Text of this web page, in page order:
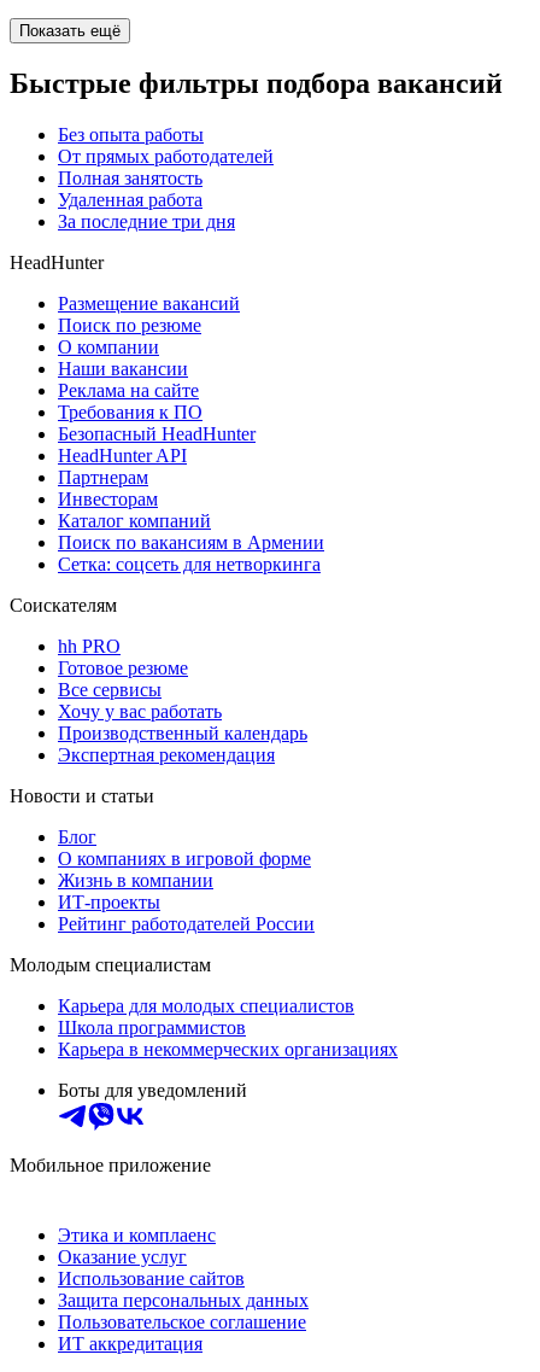
Показать ещё
Быстрые фильтры подбора вакансий
Без опыта работы
От прямых работодателей
Полная занятость
Удаленная работа
За последние три дня
HeadHunter
Размещение вакансий
Поиск по резюме
О компании
Наши вакансии
Реклама на сайте
Требования к ПО
Безопасный HeadHunter
HeadHunter API
Партнерам
Инвесторам
Каталог компаний
Поиск по вакансиям в Армении
Сетка: соцсеть для нетворкинга
Соискателям
hh PRO
Готовое резюме
Все сервисы
Хочу у вас работать
Производственный календарь
Экспертная рекомендация
Новости и статьи
Блог
О компаниях в игровой форме
Жизнь в компании
ИТ-проекты
Рейтинг работодателей России
Молодым специалистам
Карьера для молодых специалистов
Школа программистов
Карьера в некоммерческих организациях
Боты для уведомлений
Мобильное приложение
Этика и комплаенс
Оказание услуг
Использование сайтов
Защита персональных данных
Пользовательское соглашение
ИТ аккредитация